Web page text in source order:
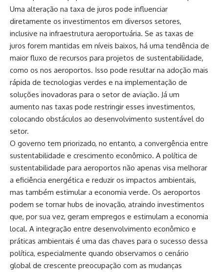
Uma alteração na taxa de juros pode influenciar
diretamente os investimentos em diversos setores,
inclusive na infraestrutura aeroportuária. Se as taxas de
juros forem mantidas em níveis baixos, há uma tendência de
maior fluxo de recursos para projetos de sustentabilidade,
como os nos aeroportos. Isso pode resultar na adoção mais
rápida de tecnologias verdes e na implementação de
soluções inovadoras para o setor de aviação. Já um
aumento nas taxas pode restringir esses investimentos,
colocando obstáculos ao desenvolvimento sustentável do
setor.
O governo tem priorizado, no entanto, a convergência entre
sustentabilidade e crescimento econômico. A política de
sustentabilidade para aeroportos não apenas visa melhorar
a eficiência energética e reduzir os impactos ambientais,
mas também estimular a economia verde. Os aeroportos
podem se tornar hubs de inovação, atraindo investimentos
que, por sua vez, geram empregos e estimulam a economia
local. A integração entre desenvolvimento econômico e
práticas ambientais é uma das chaves para o sucesso dessa
política, especialmente quando observamos o cenário
global de crescente preocupação com as mudanças